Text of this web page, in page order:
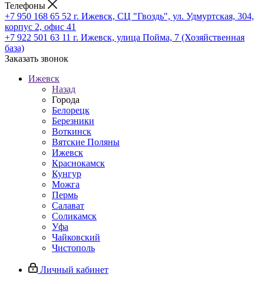
Телефоны
+7 950 168 65 52 г. Ижевск, СЦ "Гвоздь", ул. Удмуртская, 304,
корпус 2, офис 41
+7 922 501 63 11 г. Ижевск, улица Пойма, 7 (Хозяйственная
база)
Заказать звонок
Ижевск
Назад
Города
Белорецк
Березники
Воткинск
Вятские Поляны
Ижевск
Краснокамск
Кунгур
Можга
Пермь
Салават
Соликамск
Уфа
Чайковский
Чистополь
Личный кабинет